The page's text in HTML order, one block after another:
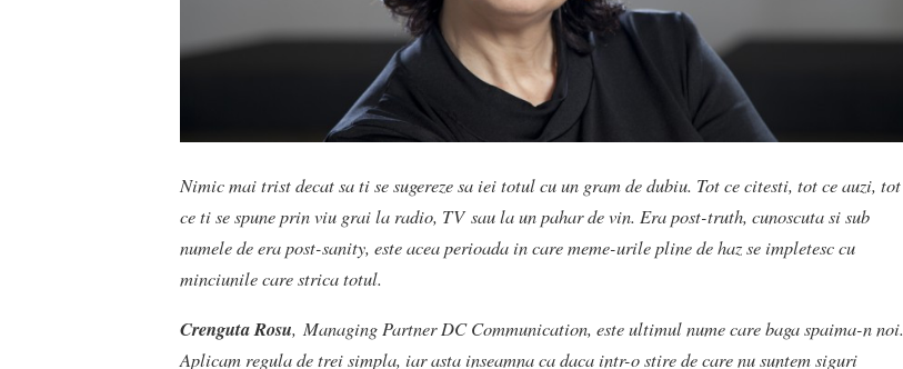
Nimic mai trist decat sa ti se sugereze sa iei totul cu un gram de dubiu. Tot ce citesti, tot ce auzi, tot
ce ti se spune prin viu grai la radio, TV sau la un pahar de vin. Era post-truth, cunoscuta si sub
numele de era post-sanity, este acea perioada in care meme-urile pline de haz se impletesc cu
minciunile care strica totul.
Crenguta Rosu, Managing Partner DC Communication, este ultimul nume care baga spaima-n noi.
Aplicam regula de trei simpla, iar asta inseamna ca daca intr-o stire de care nu suntem siguri